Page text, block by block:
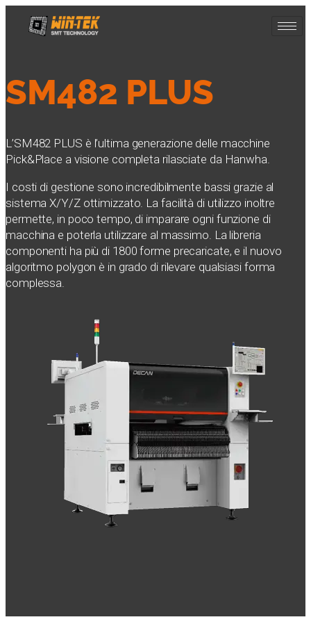
SM482 PLUS
L’SM482 PLUS è l’ultima generazione delle macchine
Pick&Place a visione completa rilasciate da Hanwha.
I costi di gestione sono incredibilmente bassi grazie al
sistema X/Y/Z ottimizzato. La facilità di utilizzo inoltre
permette, in poco tempo, di imparare ogni funzione di
macchina e poterla utilizzare al massimo. La libreria
componenti ha più di 1800 forme precaricate, e il nuovo
algoritmo polygon è in grado di rilevare qualsiasi forma
complessa.